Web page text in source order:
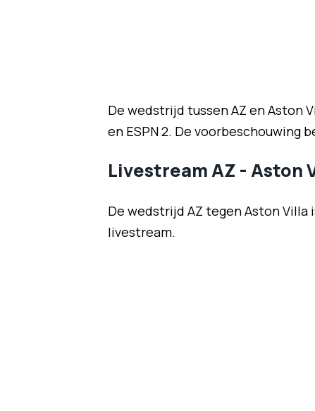
De wedstrijd tussen AZ en Aston
en ESPN 2. De voorbeschouwing
Livestream AZ - Aston
De wedstrijd AZ tegen Aston Villa
livestream.